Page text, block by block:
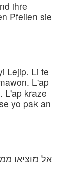
ihre
Pfeilen sie
Lejip. Li te
L'ap
L'ap kraze
yo pak an
אל מוציאו